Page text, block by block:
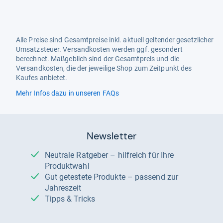
Alle Preise sind Gesamtpreise inkl. aktuell geltender gesetzlicher
Umsatzsteuer. Versandkosten werden ggf. gesondert
berechnet. Maßgeblich sind der Gesamtpreis und die
Versandkosten, die der jeweilige Shop zum Zeitpunkt des
Kaufes anbietet.
Mehr Infos dazu in unseren FAQs
Newsletter
Neutrale Ratgeber – hilfreich für Ihre
Produktwahl
Gut getestete Produkte – passend zur
Jahreszeit
Tipps & Tricks